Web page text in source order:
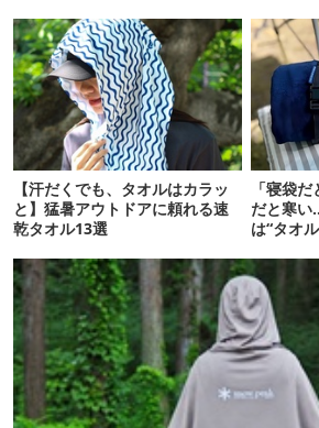
【汗だくでも、タオルはカラッ
と】猛暑アウトドアに頼れる速
乾タオル13選
「寝袋
だと寒
は“タオ